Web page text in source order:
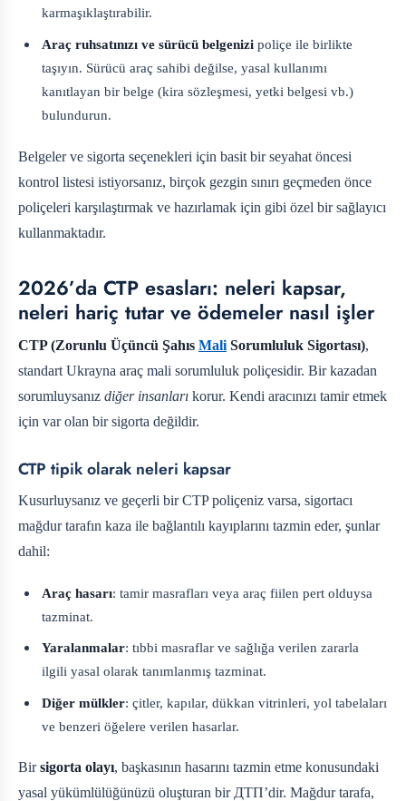
karmaşıklaştırabilir.
Araç ruhsatınızı ve sürücü belgenizi poliçe ile birlikte
taşıyın. Sürücü araç sahibi değilse, yasal kullanımı
kanıtlayan bir belge (kira sözleşmesi, yetki belgesi vb.)
bulundurun.
Belgeler ve sigorta seçenekleri için basit bir seyahat öncesi
kontrol listesi istiyorsanız, birçok gezgin sınırı geçmeden önce
poliçeleri karşılaştırmak ve hazırlamak için gibi özel bir sağlayıcı
kullanmaktadır.
2026’da CTP esasları: neleri kapsar,
neleri hariç tutar ve ödemeler nasıl işler
CTP (Zorunlu Üçüncü Şahıs Mali Sorumluluk Sigortası),
standart Ukrayna araç mali sorumluluk poliçesidir. Bir kazadan
sorumluysanız diğer insanları korur. Kendi aracınızı tamir etmek
için var olan bir sigorta değildir.
CTP tipik olarak neleri kapsar
Kusurluysanız ve geçerli bir CTP poliçeniz varsa, sigortacı
mağdur tarafın kaza ile bağlantılı kayıplarını tazmin eder, şunlar
dahil:
Araç hasarı: tamir masrafları veya araç fiilen pert olduysa
tazminat.
Yaralanmalar: tıbbi masraflar ve sağlığa verilen zararla
ilgili yasal olarak tanımlanmış tazminat.
Diğer mülkler: çitler, kapılar, dükkan vitrinleri, yol tabelaları
ve benzeri öğelere verilen hasarlar.
Birsigorta olayı, başkasının hasarını tazmin etme konusundaki
yasal yükümlülüğünüzü oluşturan bir ДТП’dir. Mağdur tarafa,